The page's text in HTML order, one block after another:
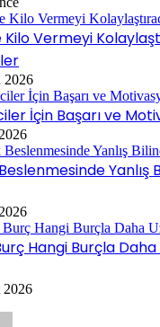
Vermeyi
2026
İçin Başarı ve
Yanlış
Hangi Burçla Daha
2026